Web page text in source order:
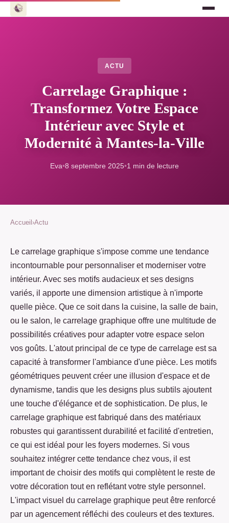
ACTU
Carrelage Graphique :
Transformez Votre Espace
Intérieur avec Style et
Modernité à Mantes-la-Ville
Eva•8 septembre 2025•1 min de lecture
Accueil ›Actu
Le carrelage graphique s'impose comme une tendance
incontournable pour personnaliser et moderniser votre
intérieur. Avec ses motifs audacieux et ses designs
variés, il apporte une dimension artistique à n'importe
quelle pièce. Que ce soit dans la cuisine, la salle de bain,
ou le salon, le carrelage graphique offre une multitude de
possibilités créatives pour adapter votre espace selon
vos goûts. L'atout principal de ce type de carrelage est sa
capacité à transformer l'ambiance d'une pièce. Les motifs
géométriques peuvent créer une illusion d'espace et de
dynamisme, tandis que les designs plus subtils ajoutent
une touche d'élégance et de sophistication. De plus, le
carrelage graphique est fabriqué dans des matériaux
robustes qui garantissent durabilité et facilité d'entretien,
ce qui est idéal pour les foyers modernes. Si vous
souhaitez intégrer cette tendance chez vous, il est
important de choisir des motifs qui complètent le reste de
votre décoration tout en reflétant votre style personnel.
L'impact visuel du carrelage graphique peut être renforcé
par un agencement réfléchi des couleurs et des textures.